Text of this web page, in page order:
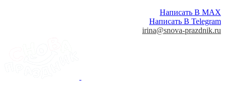
Написать В MAX
Написать В Telegram
irina@snova-prazdnik.ru